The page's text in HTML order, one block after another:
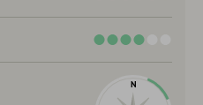
N